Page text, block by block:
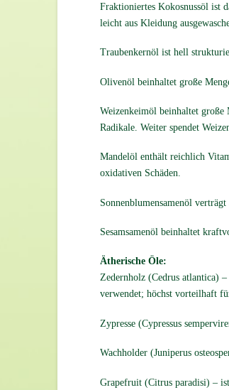
Fraktioniertes Kokosnussöl ist
leicht aus Kleidung
Traubenkernöl ist hell
Olivenöl beinhaltet große
Weizenkeimöl beinhaltet
Radikale. Weiter spendet
Mandelöl enthält reichlich
oxidativen Schäden.
Sonnenblumensamenöl
Sesamsamenöl beinhaltet
Ätherische Öle:
Zedernholz (Cedrus atlantica)
verwendet; höchst vorteilhaft
Zypresse (Cypressus
Wachholder (Juniperus
Grapefruit (Citrus paradisi) –